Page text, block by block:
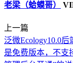
老梁（蛤蟆哥）
上一篇
泛微Ecology10.0
是免费版本，不支